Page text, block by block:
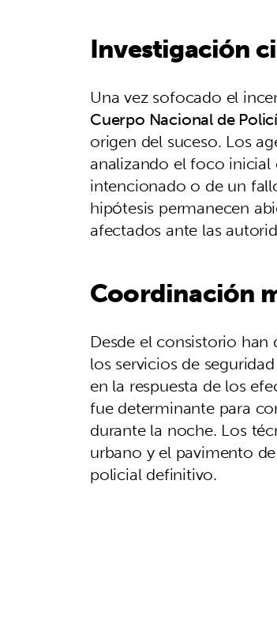
Investigación
Una vez sofocado el
Cuerpo Nacional de
origen del suceso. Los
analizando el foco inicial
intencionado o de un
hipótesis permanecen
afectados ante las
Coordinación
Desde el consistorio
los servicios de
en la respuesta de los
fue determinante para
durante la noche. Los
urbano y el pavimento
policial definitivo.